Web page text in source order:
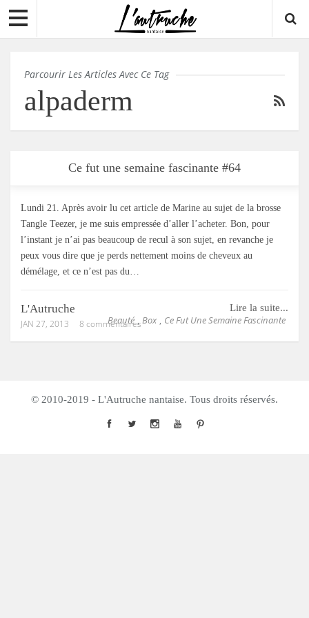
Parcourir Les Articles Avec Ce Tag
alpaderm
Ce fut une semaine fascinante #64
Lundi 21. Après avoir lu cet article de Marine au sujet de la brosse
Tangle Teezer, je me suis empressée d’aller l’acheter. Bon, pour
l’instant je n’ai pas beaucoup de recul à son sujet, en revanche je
peux vous dire que je perds nettement moins de cheveux au
démélage, et ce n’est pas du…
Lire la suite...
Beauté Box Ce Fut Une Semaine Fascinante
L'Autruche
JAN 27, 2013 8 commentaires
© 2010-2019 - L'Autruche nantaise. Tous droits réservés.